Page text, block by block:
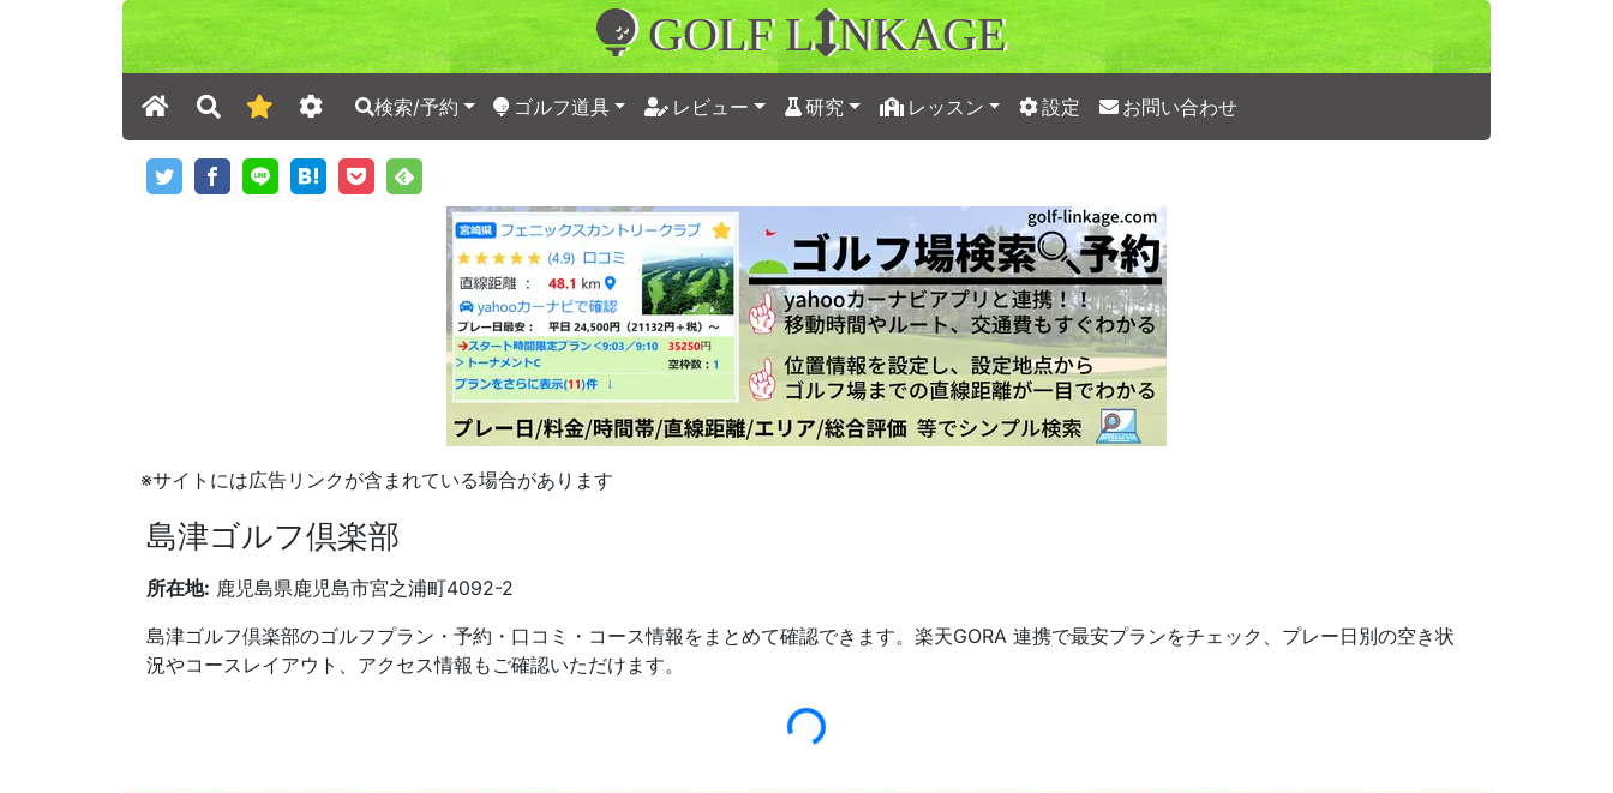
GOLF L NKAGE
検索/予約 ゴルフ道具 レビュー 研究 レッスン 設定 お問い合わせ
※サイトには広告リンクが含まれている場合があります
島津ゴルフ倶楽部
所在地: 鹿児島県鹿児島市宮之浦町4092-2
島津ゴルフ倶楽部のゴルフプラン・予約・口コミ・コース情報をまとめて確認できます。楽天GORA 連携で最安プランをチェック、プレー日別の空き状
況やコースレイアウト、アクセス情報もご確認いただけます。